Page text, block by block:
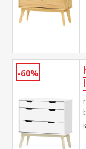
-60%